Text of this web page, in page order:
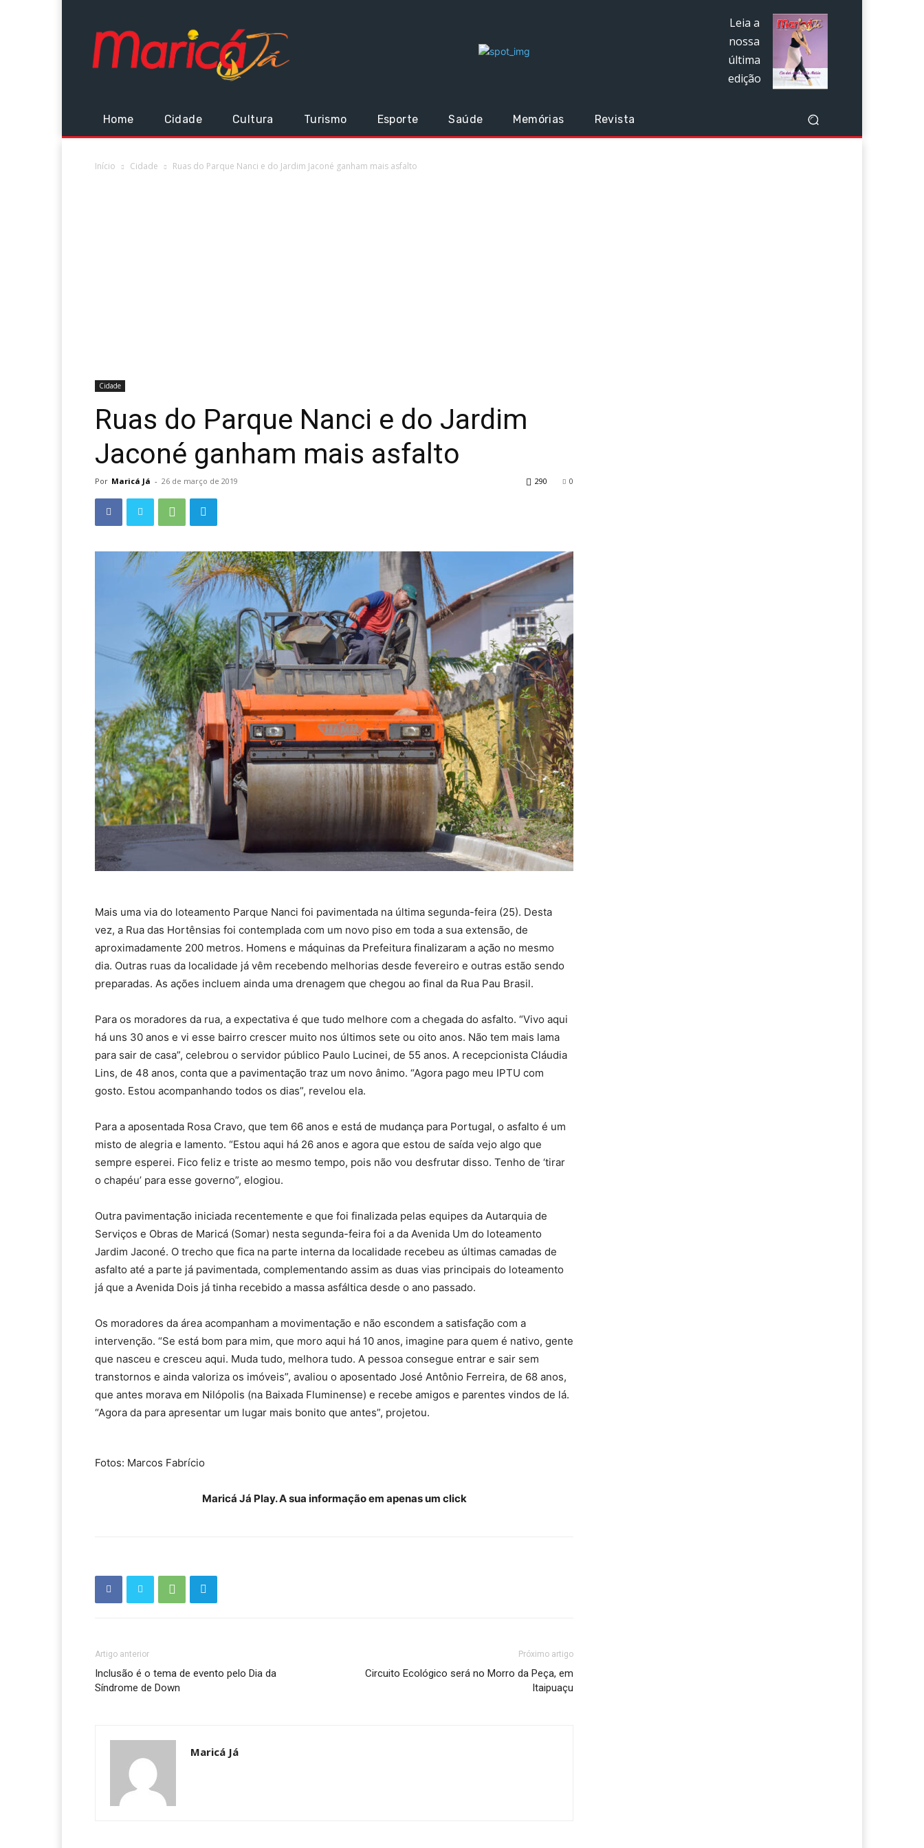
Leia a
nossa
última
edição
Home Cidade Cultura Turismo Esporte Saúde Memórias Revista
Início Cidade Ruas do Parque Nanci e do Jardim Jaconé ganham mais asfalto
Cidade
Ruas do Parque Nanci e do Jardim
Jaconé ganham mais asfalto
Por Maricá Já - 26 de março de 2019 0
290
Mais uma via do loteamento Parque Nanci foi pavimentada na última segunda-feira (25). Desta
vez, a Rua das Hortênsias foi contemplada com um novo piso em toda a sua extensão, de
aproximadamente 200 metros. Homens e máquinas da Prefeitura finalizaram a ação no mesmo
dia. Outras ruas da localidade já vêm recebendo melhorias desde fevereiro e outras estão sendo
preparadas. As ações incluem ainda uma drenagem que chegou ao final da Rua Pau Brasil.
Para os moradores da rua, a expectativa é que tudo melhore com a chegada do asfalto. “Vivo aqui
há uns 30 anos e vi esse bairro crescer muito nos últimos sete ou oito anos. Não tem mais lama
para sair de casa”, celebrou o servidor público Paulo Lucinei, de 55 anos. A recepcionista Cláudia
Lins, de 48 anos, conta que a pavimentação traz um novo ânimo. “Agora pago meu IPTU com
gosto. Estou acompanhando todos os dias”, revelou ela.
Para a aposentada Rosa Cravo, que tem 66 anos e está de mudança para Portugal, o asfalto é um
misto de alegria e lamento. “Estou aqui há 26 anos e agora que estou de saída vejo algo que
sempre esperei. Fico feliz e triste ao mesmo tempo, pois não vou desfrutar disso. Tenho de ‘tirar
o chapéu’ para esse governo”, elogiou.
Outra pavimentação iniciada recentemente e que foi finalizada pelas equipes da Autarquia de
Serviços e Obras de Maricá (Somar) nesta segunda-feira foi a da Avenida Um do loteamento
Jardim Jaconé. O trecho que fica na parte interna da localidade recebeu as últimas camadas de
asfalto até a parte já pavimentada, complementando assim as duas vias principais do loteamento
já que a Avenida Dois já tinha recebido a massa asfáltica desde o ano passado.
Os moradores da área acompanham a movimentação e não escondem a satisfação com a
intervenção. “Se está bom para mim, que moro aqui há 10 anos, imagine para quem é nativo, gente
que nasceu e cresceu aqui. Muda tudo, melhora tudo. A pessoa consegue entrar e sair sem
transtornos e ainda valoriza os imóveis”, avaliou o aposentado José Antônio Ferreira, de 68 anos,
que antes morava em Nilópolis (na Baixada Fluminense) e recebe amigos e parentes vindos de lá.
“Agora da para apresentar um lugar mais bonito que antes”, projetou.
Fotos: Marcos Fabrício
Maricá Já Play. A sua informação em apenas um click
Artigo anterior
Inclusão é o tema de evento pelo Dia da
Síndrome de Down
Próximo artigo
Circuito Ecológico será no Morro da Peça, em
Itaipuaçu
Maricá Já